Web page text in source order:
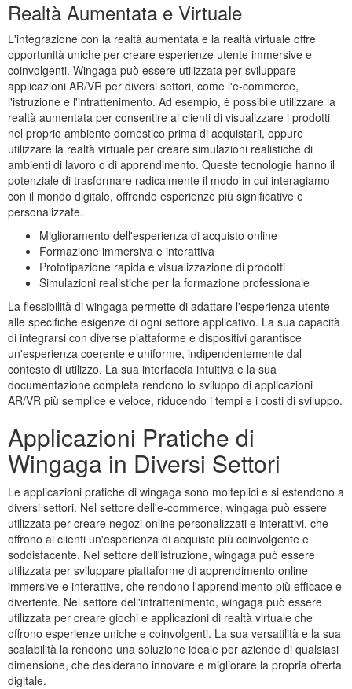
Realtà Aumentata e Virtuale
L'integrazione con la realtà aumentata e la realtà virtuale offre
opportunità uniche per creare esperienze utente immersive e
coinvolgenti. Wingaga può essere utilizzata per sviluppare
applicazioni AR/VR per diversi settori, come l'e-commerce,
l'istruzione e l'intrattenimento. Ad esempio, è possibile utilizzare la
realtà aumentata per consentire ai clienti di visualizzare i prodotti
nel proprio ambiente domestico prima di acquistarli, oppure
utilizzare la realtà virtuale per creare simulazioni realistiche di
ambienti di lavoro o di apprendimento. Queste tecnologie hanno il
potenziale di trasformare radicalmente il modo in cui interagiamo
con il mondo digitale, offrendo esperienze più significative e
personalizzate.
Miglioramento dell'esperienza di acquisto online
Formazione immersiva e interattiva
Prototipazione rapida e visualizzazione di prodotti
Simulazioni realistiche per la formazione professionale
La flessibilità di wingaga permette di adattare l'esperienza utente
alle specifiche esigenze di ogni settore applicativo. La sua capacità
di integrarsi con diverse piattaforme e dispositivi garantisce
un'esperienza coerente e uniforme, indipendentemente dal
contesto di utilizzo. La sua interfaccia intuitiva e la sua
documentazione completa rendono lo sviluppo di applicazioni
AR/VR più semplice e veloce, riducendo i tempi e i costi di sviluppo.
Applicazioni Pratiche di
Wingaga in Diversi Settori
Le applicazioni pratiche di wingaga sono molteplici e si estendono a
diversi settori. Nel settore dell'e-commerce, wingaga può essere
utilizzata per creare negozi online personalizzati e interattivi, che
offrono ai clienti un'esperienza di acquisto più coinvolgente e
soddisfacente. Nel settore dell'istruzione, wingaga può essere
utilizzata per sviluppare piattaforme di apprendimento online
immersive e interattive, che rendono l'apprendimento più efficace e
divertente. Nel settore dell'intrattenimento, wingaga può essere
utilizzata per creare giochi e applicazioni di realtà virtuale che
offrono esperienze uniche e coinvolgenti. La sua versatilità e la sua
scalabilità la rendono una soluzione ideale per aziende di qualsiasi
dimensione, che desiderano innovare e migliorare la propria offerta
digitale.